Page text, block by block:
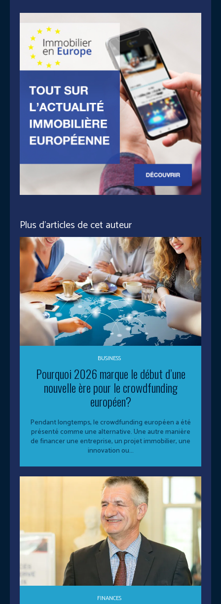
Plus d'articles de cet auteur
BUSINESS
Pourquoi 2026 marque le début d’une
nouvelle ère pour le crowdfunding
européen?
Pendant longtemps, le crowdfunding européen a été
présenté comme une alternative. Une autre manière
de financer une entreprise, un projet immobilier, une
innovation ou...
FINANCES